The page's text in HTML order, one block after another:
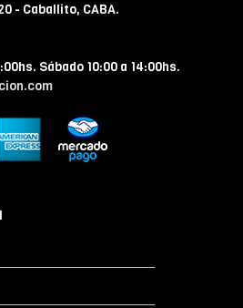
- Caballito, CABA.
Sábado 10:00 a 14:00hs.